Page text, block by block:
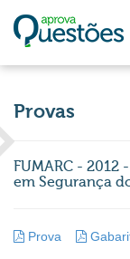
Provas
FUMARC - 2012
em Segurança
Prova